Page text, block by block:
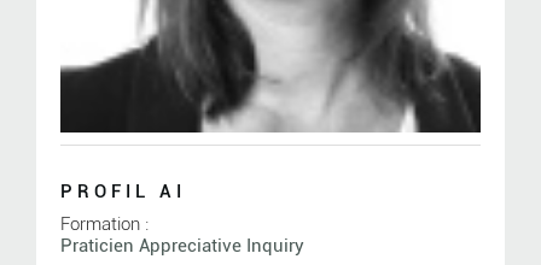
PROFIL AI
Formation :
Praticien Appreciative Inquiry